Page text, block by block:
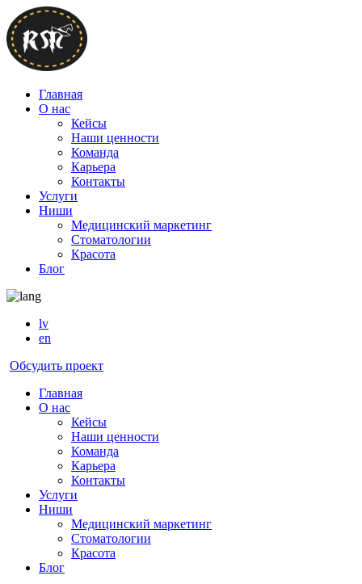
Главная
О нас
Кейсы
Наши ценности
Команда
Карьера
Контакты
Услуги
Ниши
Медицинский маркетинг
Стоматологии
Красота
Блог
lv
en
Обсудить проект
Главная
О нас
Кейсы
Наши ценности
Команда
Карьера
Контакты
Услуги
Ниши
Медицинский маркетинг
Стоматологии
Красота
Блог